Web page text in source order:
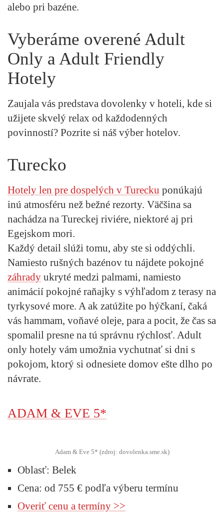
alebo pri bazéne.
Vyberáme overené Adult
Only a Adult Friendly
Hotely
Zaujala vás predstava dovolenky v hoteli, kde si
užijete skvelý relax od každodenných
povinností? Pozrite si náš výber hotelov.
Turecko
Hotely len pre dospelých v Turecku ponúkajú
inú atmosféru než bežné rezorty. Väčšina sa
nachádza na Tureckej riviére, niektoré aj pri
Egejskom mori.
Každý detail slúži tomu, aby ste si oddýchli.
Namiesto rušných bazénov tu nájdete pokojné
záhrady ukryté medzi palmami, namiesto
animácií pokojné raňajky s výhľadom z terasy na
tyrkysové more. A ak zatúžite po hýčkaní, čaká
vás hammam, voňavé oleje, para a pocit, že čas sa
spomalil presne na tú správnu rýchlosť. Adult
only hotely vám umožnia vychutnať si dni s
pokojom, ktorý si odnesiete domov ešte dlho po
návrate.
ADAM & EVE 5*
Adam & Eve 5* (zdroj: dovolenka.sme.sk)
Oblasť: Belek
Cena: od 755 € podľa výberu termínu
Overiť cenu a termíny >>